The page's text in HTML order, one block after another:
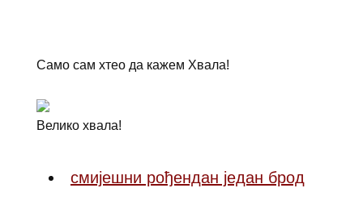
Само сам хтео да кажем Хвала!
Велико хвала!
смијешни рођендан један брод